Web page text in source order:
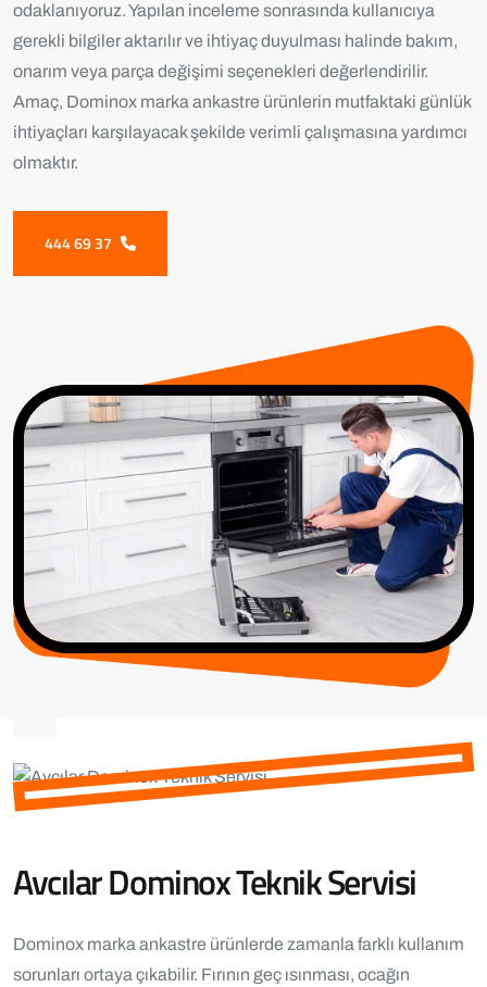
odaklanıyoruz. Yapılan inceleme sonrasında kullanıcıya
gerekli bilgiler aktarılır ve ihtiyaç duyulması halinde bakım,
onarım veya parça değişimi seçenekleri değerlendirilir.
Amaç, Dominox marka ankastre ürünlerin mutfaktaki günlük
ihtiyaçları karşılayacak şekilde verimli çalışmasına yardımcı
olmaktır.
444 69 37
Avcılar Dominox Teknik Servisi
Dominox marka ankastre ürünlerde zamanla farklı kullanım
sorunları ortaya çıkabilir. Fırının geç ısınması, ocağın